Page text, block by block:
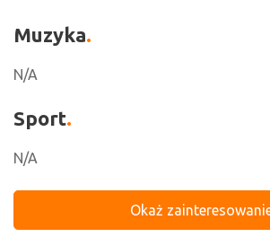
Muzyka
N/A
Sport
N/A
Okaż